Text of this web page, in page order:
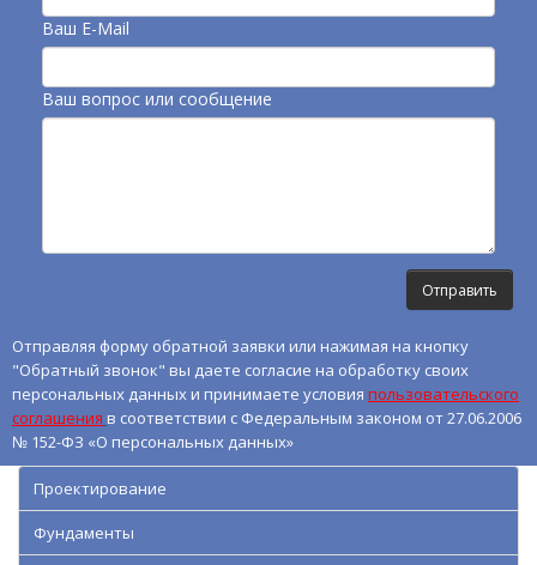
Ваш E-Mail
Ваш вопрос или сообщение
Отправляя форму обратной заявки или нажимая на кнопку
"Обратный звонок" вы даете согласие на обработку своих
персональных данных и принимаете условия пользовательского
соглашения в соответствии с Федеральным законом от 27.06.2006
№ 152-ФЗ «О персональных данных»
Проектирование
Фундаменты